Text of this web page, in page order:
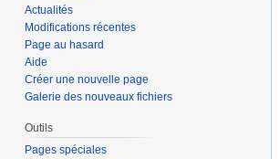
Actualités
Modifications récentes
Page au hasard
Aide
Créer une nouvelle page
Galerie des nouveaux fichiers
Outils
Pages spéciales